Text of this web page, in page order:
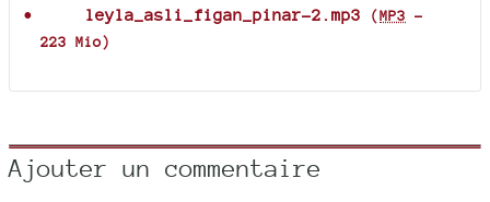
leyla_asli_figan_pinar-2.mp3 (MP3 -
223 Mio)
Ajouter un commentaire